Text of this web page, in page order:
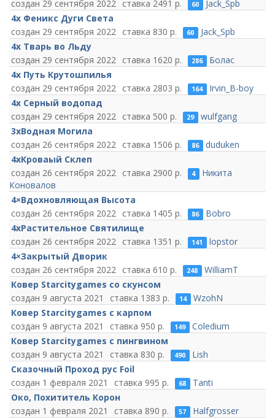
29 сентября 2022
2491 60
Jack_Spb
4х Феникс Дуги Света
29 сентября 2022
830 60
Jack_Spb
4х Тварь во Льду
29 сентября 2022
1620 286
Болас
4х Путь Крутошпилья
29 сентября 2022
2803 164
Irvin_B-boy
4x Серный водопад
29 сентября 2022
500 29
wulfgang
3хВодная Могила
26 сентября 2022
1506 86
duduken
4хКроваый Склеп
26 сентября 2022
2900 4
Никита
Коновалов
4×Вдохновляющая Высота
26 сентября 2022
1405 86
Bobro
4хРастительное Святилище
26 сентября 2022
1351 141
lopstor
4×Закрытый Дворик
26 сентября 2022
610 248
WilliamT
Ковер Starcitygames со скунсом
9 августа 2021
1383 14
WzohN
Ковер Starcitygames с карпом
9 августа 2021
950 149
Coledium
Ковер Starcitygames с пингвином
9 августа 2021
830 490
Lish
Сказочный Проход рус Foil
1 февраля 2021
995 68
Tanti
Око, Похититель Корон
1 февраля 2021
890 57
Halfgrosser